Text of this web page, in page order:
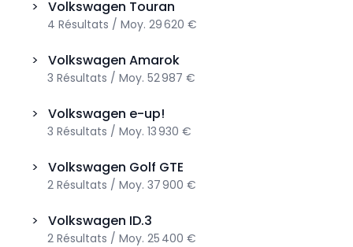
> Volkswagen Touran
4 Résultats / Moy. 29 620 €
> Volkswagen Amarok
3 Résultats / Moy. 52 987 €
> Volkswagen e-up!
3 Résultats / Moy. 13 930 €
> Volkswagen Golf GTE
2 Résultats / Moy. 37 900 €
> Volkswagen ID.3
2 Résultats / Moy. 25 400 €